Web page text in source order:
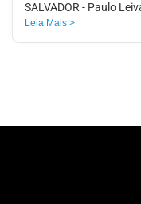
SALVADOR - Paulo
Leia Mais >